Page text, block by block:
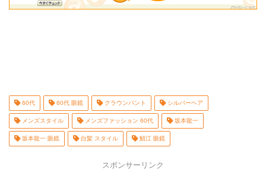
60代 60代 眼鏡 クラウンパント シルバーヘア
メンズスタイル メンズファッション 60代 坂本龍一
坂本龍一 眼鏡 白髪 スタイル 鯖江 眼鏡
スポンサーリンク